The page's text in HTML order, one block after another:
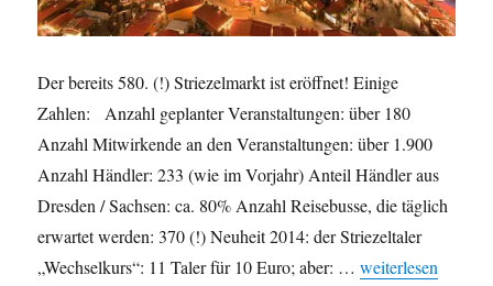
Der bereits 580. (!) Striezelmarkt ist eröffnet! Einige
Zahlen: Anzahl geplanter Veranstaltungen: über 180
Anzahl Mitwirkende an den Veranstaltungen: über 1.900
Anzahl Händler: 233 (wie im Vorjahr) Anteil Händler aus
Dresden / Sachsen: ca. 80% Anzahl Reisebusse, die täglich
erwartet werden: 370 (!) Neuheit 2014: der Striezeltaler
„Wechselkurs“: 11 Taler für 10 Euro; aber: …„580.
weiterlesen